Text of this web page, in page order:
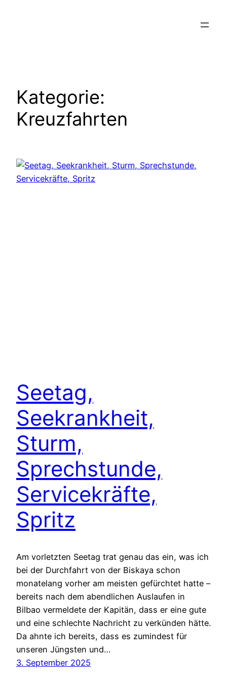
Kategorie:
Kreuzfahrten
Seetag,
Seekrankheit,
Sturm,
Sprechstunde,
Servicekräfte,
Spritz
Am vorletzten Seetag trat genau das ein, was ich
bei der Durchfahrt von der Biskaya schon
monatelang vorher am meisten gefürchtet hatte –
bereits nach dem abendlichen Auslaufen in
Bilbao vermeldete der Kapitän, dass er eine gute
und eine schlechte Nachricht zu verkünden hätte.
Da ahnte ich bereits, dass es zumindest für
unseren Jüngsten und…
3. September 2025